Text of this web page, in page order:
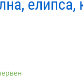
елипса,